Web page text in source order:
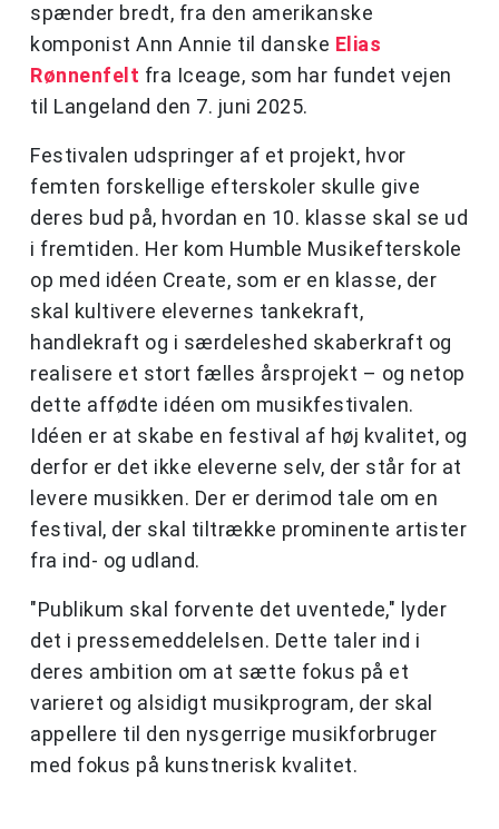
spænder bredt, fra den amerikanske
komponist Ann Annie til danske Elias
Rønnenfelt fra Iceage, som har fundet vejen
til Langeland den 7. juni 2025.
Festivalen udspringer af et projekt, hvor
femten forskellige efterskoler skulle give
deres bud på, hvordan en 10. klasse skal se ud
i fremtiden. Her kom Humble Musikefterskole
op med idéen Create, som er en klasse, der
skal kultivere elevernes tankekraft,
handlekraft og i særdeleshed skaberkraft og
realisere et stort fælles årsprojekt – og netop
dette affødte idéen om musikfestivalen.
Idéen er at skabe en festival af høj kvalitet, og
derfor er det ikke eleverne selv, der står for at
levere musikken. Der er derimod tale om en
festival, der skal tiltrække prominente artister
fra ind- og udland.
"Publikum skal forvente det uventede," lyder
det i pressemeddelelsen. Dette taler ind i
deres ambition om at sætte fokus på et
varieret og alsidigt musikprogram, der skal
appellere til den nysgerrige musikforbruger
med fokus på kunstnerisk kvalitet.